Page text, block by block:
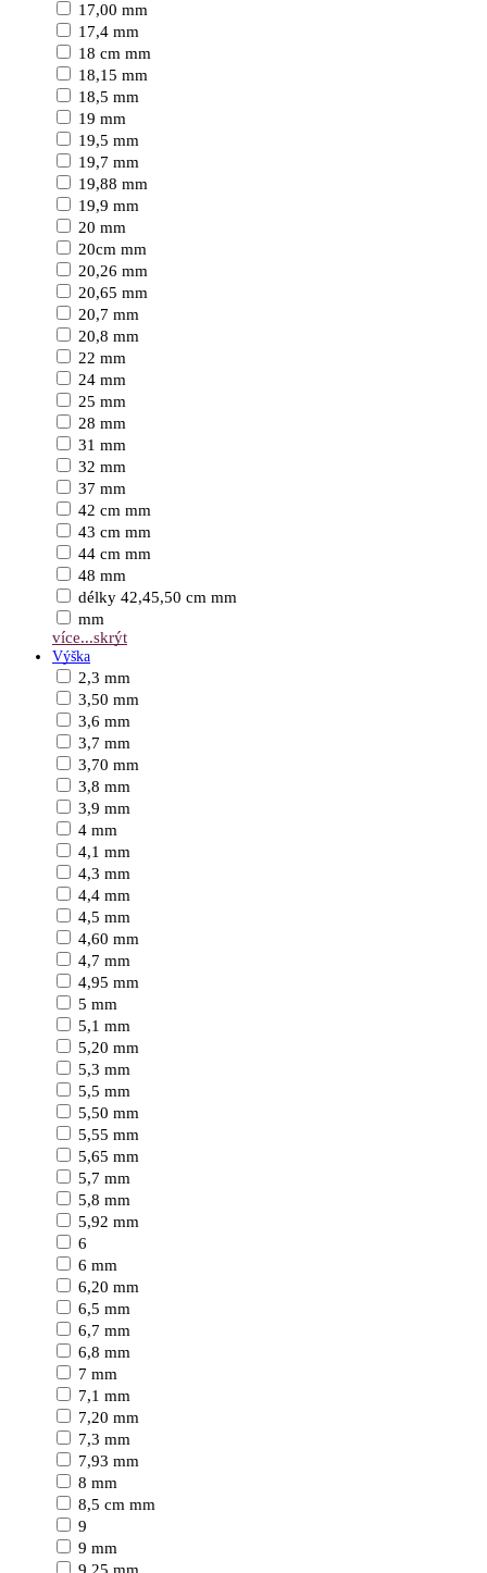
17,00 mm
17,4 mm
18 cm mm
18,15 mm
18,5 mm
19 mm
19,5 mm
19,7 mm
19,88 mm
19,9 mm
20 mm
20cm mm
20,26 mm
20,65 mm
20,7 mm
20,8 mm
22 mm
24 mm
25 mm
28 mm
31 mm
32 mm
37 mm
42 cm mm
43 cm mm
44 cm mm
48 mm
délky 42,45,50 cm mm
mm
více...skrýt
Výška
2,3 mm
3,50 mm
3,6 mm
3,7 mm
3,70 mm
3,8 mm
3,9 mm
4 mm
4,1 mm
4,3 mm
4,4 mm
4,5 mm
4,60 mm
4,7 mm
4,95 mm
5 mm
5,1 mm
5,20 mm
5,3 mm
5,5 mm
5,50 mm
5,55 mm
5,65 mm
5,7 mm
5,8 mm
5,92 mm
6
6 mm
6,20 mm
6,5 mm
6,7 mm
6,8 mm
7 mm
7,1 mm
7,20 mm
7,3 mm
7,93 mm
8 mm
8,5 cm mm
9
9 mm